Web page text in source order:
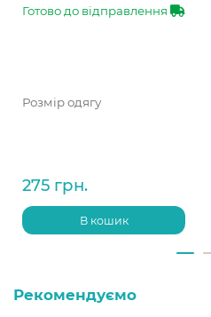
Готово до відправлення
Розмір одягу
275 грн.
В кошик
Рекомендуємо